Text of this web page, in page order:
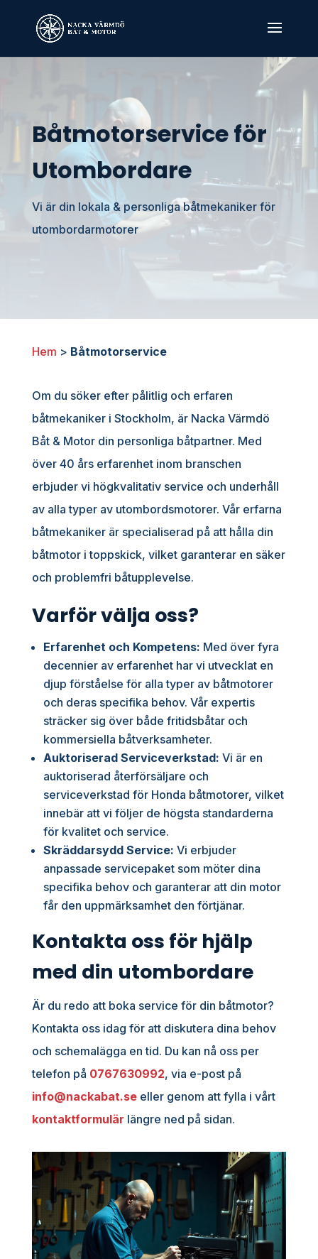
Båtmotorservice för
Utombordare
Vi är din lokala & personliga båtmekaniker för
utombordarmotorer
Hem > Båtmotorservice
Om du söker efter pålitlig och erfaren
båtmekaniker i Stockholm, är Nacka Värmdö
Båt & Motor din personliga båtpartner. Med
över 40 års erfarenhet inom branschen
erbjuder vi högkvalitativ service och underhåll
av alla typer av utombordsmotorer. Vår erfarna
båtmekaniker är specialiserad på att hålla din
båtmotor i toppskick, vilket garanterar en säker
och problemfri båtupplevelse.
Varför välja oss?
Erfarenhet och Kompetens: Med över fyra
decennier av erfarenhet har vi utvecklat en
djup förståelse för alla typer av båtmotorer
och deras specifika behov. Vår expertis
sträcker sig över både fritidsbåtar och
kommersiella båtverksamheter.
Auktoriserad Serviceverkstad: Vi är en
auktoriserad återförsäljare och
serviceverkstad för Honda båtmotorer, vilket
innebär att vi följer de högsta standarderna
för kvalitet och service.
Skräddarsydd Service: Vi erbjuder
anpassade servicepaket som möter dina
specifika behov och garanterar att din motor
får den uppmärksamhet den förtjänar.
Kontakta oss för hjälp
med din utombordare
Är du redo att boka service för din båtmotor?
Kontakta oss idag för att diskutera dina behov
och schemalägga en tid. Du kan nå oss per
telefon på 0767630992, via e-post på
info@nackabat.seeller genom att fylla i vårt
kontaktformulär längre ned på sidan.